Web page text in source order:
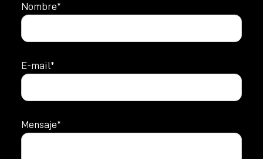
Nombre*
E-mail*
Mensaje*